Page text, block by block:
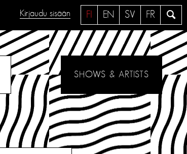
a
e
FI EN SV FR
Kirjaudu sisään
SHOWS & ARTISTS